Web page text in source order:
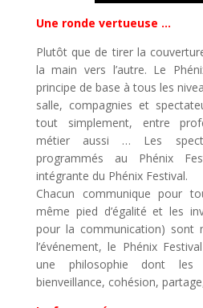
Une ronde vertueuse …
Plutôt que de tirer la
la main vers l’autre. Le
principe de base à tous les
salle, compagnies et
tout simplement, entre
métier aussi … Les
programmés au Phénix
intégrante du Phénix Festival.
Chacun communique pour
même pied d’égalité et les
pour la communication) sont
l’événement, le Phénix
une philosophie dont
bienveillance, cohésion,